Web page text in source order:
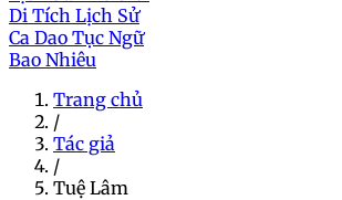
Di Tích Lịch Sử
Ca Dao Tục Ngữ
Bao Nhiêu
Trang chủ
/
Tác giả
/
Tuệ Lâm